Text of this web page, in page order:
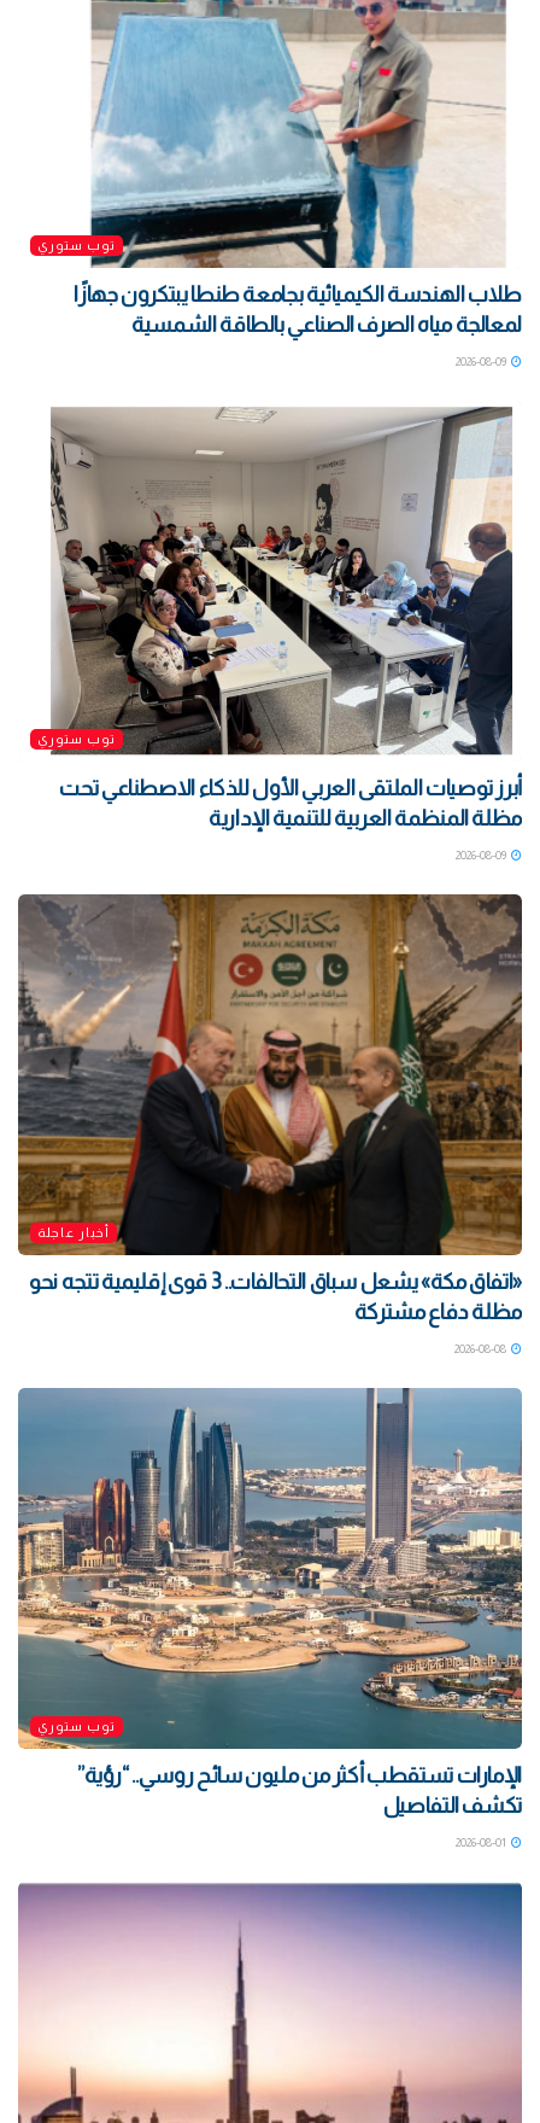
توب ستوري
طلاب الهندسة الكيميائية بجامعة طنطا يبتكرون جهازًا
لمعالجة مياه الصرف الصناعي بالطاقة الشمسية
توب ستوري
أبرز توصيات الملتقى العربي الأول للذكاء الاصطناعي تحت
مظلة المنظمة العربية للتنمية الإدارية
أخبار عاجلة
«اتفاق مكة» يشعل سباق التحالفات.. 3 قوى إقليمية تتجه نحو
مظلة دفاع مشتركة
توب ستوري
الإمارات تستقطب أكثر من مليون سائح روسي.. “رؤية”
تكشف التفاصيل